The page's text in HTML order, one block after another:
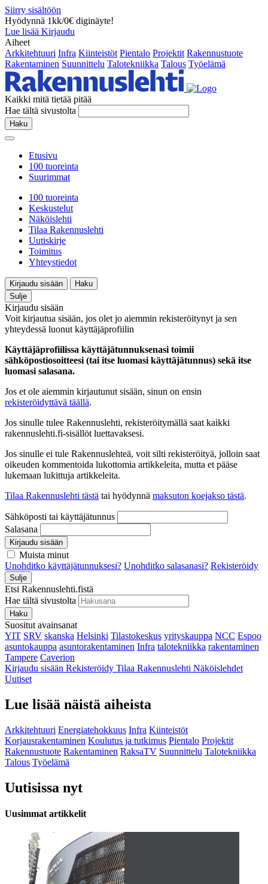
Siirry sisältöön
Hyödynnä 1kk/0€ diginäyte!
Lue lisää Kirjaudu
Aiheet
Arkkitehtuuri Infra Kiinteistöt Pientalo Projektit Rakennustuote
Rakentaminen Suunnittelu Talotekniikka Talous Työelämä
Kaikki mitä tietää pitää
Hae tältä sivustolta
Haku
Etusivu
100 tuoreinta
Suurimmat
100 tuoreinta
Keskustelut
Näköislehti
Tilaa Rakennuslehti
Uutiskirje
Toimitus
Yhteystiedot
Kirjaudu sisään
Haku
Sulje
Kirjaudu sisään
Voit kirjautua sisään, jos olet jo aiemmin rekisteröitynyt ja sen
yhteydessä luonut käyttäjäprofiilin
Käyttäjäprofiilissa käyttäjätunnuksenasi toimii
sähköpostiosoitteesi (tai itse luomasi käyttäjätunnus) sekä itse
luomasi salasana.
Jos et ole aiemmin kirjautunut sisään, sinun on ensin
rekisteröidyttävä täällä.
Jos sinulle tulee Rakennuslehti, rekisteröitymällä saat kaikki
rakennuslehti.fi-sisällöt luettavaksesi.
Jos sinulle ei tule Rakennuslehteä, voit silti rekisteröityä, jolloin saat
oikeuden kommentoida lukottomia artikkeleita, mutta et pääse
lukemaan lukittuja artikkeleita.
Tilaa Rakennuslehti tästä tai hyödynnä maksuton koejakso tästä.
Sähköposti tai käyttäjätunnus
Salasana
Kirjaudu sisään
Muista minut
Unohditko käyttäjätunnuksesi? Unohditko salasanasi? Rekisteröidy
Sulje
Etsi Rakennuslehti.fistä
Hae tältä sivustolta
Haku
Suositut avainsanat
YIT SRV skanska Helsinki Tilastokeskus yrityskauppa NCC Espoo
asuntokauppa asuntorakentaminen Infra talotekniikka rakentaminen
Tampere Caverion
Kirjaudu sisään Rekisteröidy Tilaa Rakennuslehti Näköislehdet
Uutiset
Lue lisää näistä aiheista
Arkkitehtuuri Energiatehokkuus Infra Kiinteistöt
Korjausrakentaminen Koulutus ja tutkimus Pientalo Projektit
Rakennustuote Rakentaminen RaksaTV Suunnittelu Talotekniikka
Talous Työelämä
Uutisissa nyt
Uusimmat artikkelit